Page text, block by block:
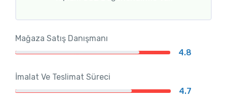
Mağaza Satış Danışmanı
4.8
İmalat Ve Teslimat Süreci
4.7